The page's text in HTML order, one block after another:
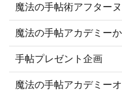
魔法の手帖術アフター
魔法の手帖アカデミー
手帖プレゼント企画
魔法の手帖アカデミー